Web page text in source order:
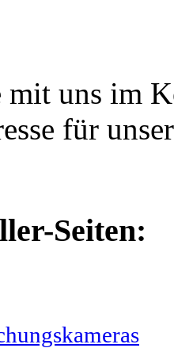
mit uns im
für
Seiten: